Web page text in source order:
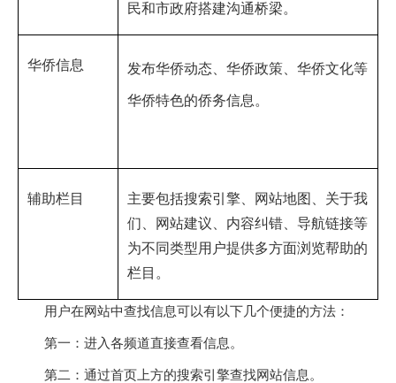
民和市政府搭建沟通桥梁。
华侨信息 发布华侨动态、华侨政策、华侨文化等
华侨特色的侨务信息。
辅助栏目
主要包括搜索引擎、网站地图、关于我
们、网站建议、内容纠错、导航链接等
为不同类型用户提供多方面浏览帮助的
栏目。
用户在网站中查找信息可以有以下几个便捷的方法：
第一：进入各频道直接查看信息。
第二：通过首页上方的搜索引擎查找网站信息。